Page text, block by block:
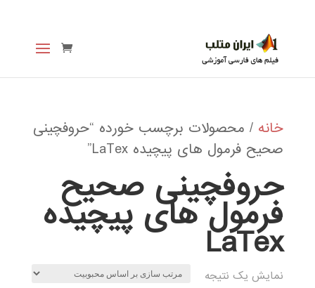
خانه / محصولات برچسب خورده “حروفچینی
صحیح فرمول های پیچیده LaTex”
حروفچینی صحیح
فرمول های پیچیده
LaTex
نمایش یک نتیجه